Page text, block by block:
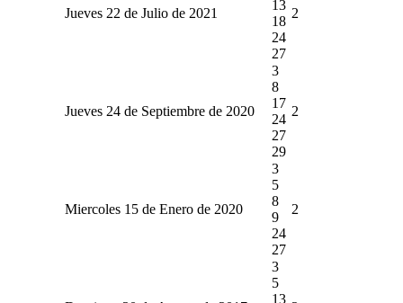
Jueves 22 de Julio de 2021
13
18
24
27
2
Jueves 24 de Septiembre de 2020
3
8
17
24
27
29
2
Miercoles 15 de Enero de 2020
3
5
8
9
24
27
2
3
5
13